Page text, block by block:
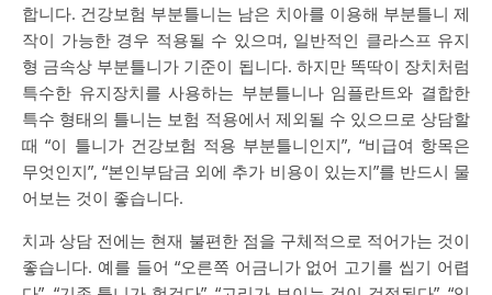
합니다. 건강보험 부분틀니는 남은 치아를 이용해 부분틀니 제
작이 가능한 경우 적용될 수 있으며, 일반적인 클라스프 유지
형 금속상 부분틀니가 기준이 됩니다. 하지만 똑딱이 장치처럼
특수한 유지장치를 사용하는 부분틀니나 임플란트와 결합한
특수 형태의 틀니는 보험 적용에서 제외될 수 있으므로 상담할
때 “이 틀니가 건강보험 적용 부분틀니인지”, “비급여 항목은
무엇인지”, “본인부담금 외에 추가 비용이 있는지”를 반드시 물
어보는 것이 좋습니다.
치과 상담 전에는 현재 불편한 점을 구체적으로 적어가는 것이
좋습니다. 예를 들어 “오른쪽 어금니가 없어 고기를 씹기 어렵